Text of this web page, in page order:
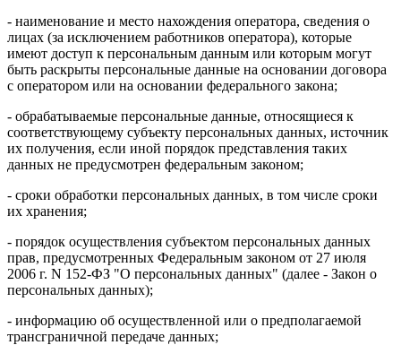
- наименование и место нахождения оператора, сведения о
лицах (за исключением работников оператора), которые
имеют доступ к персональным данным или которым могут
быть раскрыты персональные данные на основании договора
с оператором или на основании федерального закона;
- обрабатываемые персональные данные, относящиеся к
соответствующему субъекту персональных данных, источник
их получения, если иной порядок представления таких
данных не предусмотрен федеральным законом;
- сроки обработки персональных данных, в том числе сроки
их хранения;
- порядок осуществления субъектом персональных данных
прав, предусмотренных Федеральным законом от 27 июля
2006 г. N 152-ФЗ "О персональных данных" (далее - Закон о
персональных данных);
- информацию об осуществленной или о предполагаемой
трансграничной передаче данных;